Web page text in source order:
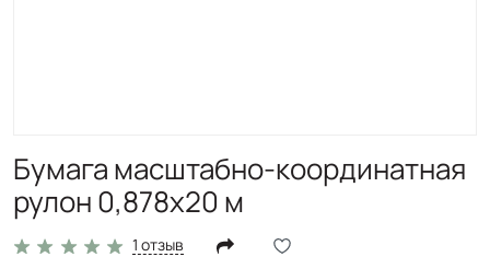
Бумага масштабно-координатная
рулон 0,878х20 м
1 отзыв